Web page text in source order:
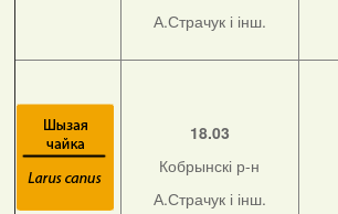
А.Страчук і інш.
18.03
Кобрынскі р-н
А.Страчук і інш.